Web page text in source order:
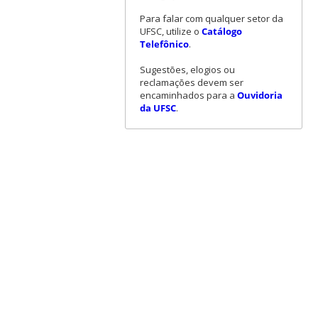
Para falar com qualquer setor da
UFSC, utilize o Catálogo
Telefônico.
Sugestões, elogios ou
reclamações devem ser
encaminhados para a Ouvidoria
da UFSC.